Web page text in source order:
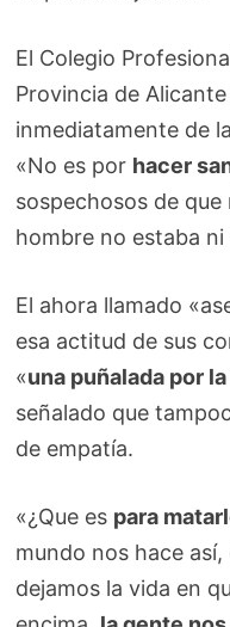
El Colegio
Provincia de
inmediatamente de
«No es por hacer
sospechosos de
hombre no estaba
El ahora llamado
esa actitud de sus
«una puñalada por
señalado que
de empatía.
«¿Que es para
mundo nos hace
dejamos la vida en